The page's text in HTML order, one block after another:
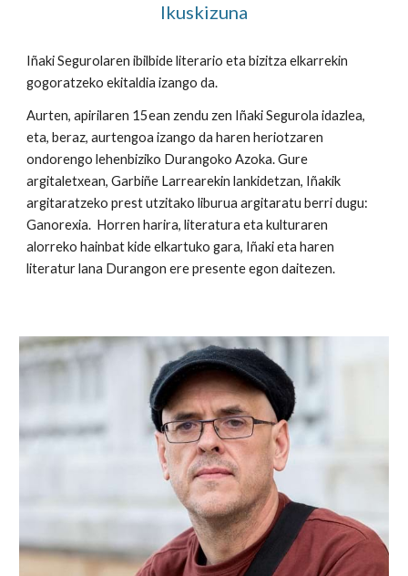
Ikuskizuna
Iñaki Segurolaren ibilbide literario eta bizitza elkarrekin
gogoratzeko ekitaldia izango da.
Aurten, apirilaren 15ean zendu zen Iñaki Segurola idazlea,
eta, beraz, aurtengoa izango da haren heriotzaren
ondorengo lehenbiziko Durangoko Azoka. Gure
argitaletxean, Garbiñe Larrearekin lankidetzan, Iñakik
argitaratzeko prest utzitako liburua argitaratu berri dugu:
Ganorexia.  Horren harira, literatura eta kulturaren
alorreko hainbat kide elkartuko gara, Iñaki eta haren
literatur lana Durangon ere presente egon daitezen.